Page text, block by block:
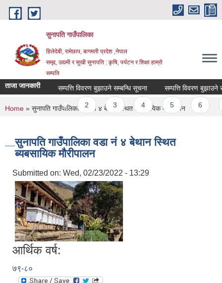
Skip to main content
सुनापति गाउँपालिका
हिलेदेबी, रामेछाप, बागमती प्रदेश ,नेपाल
समृद्द, उद्यमी र सुखी सुनापति : कृषि, पर्यटन र शिक्षा हाम्रो
सम्पति
ताजा जानकारी सम्पत्ति विवरण बुझाउने सम्बन्धि सूचना सम्पत्ति विवरण बुझाउने
Pages
1 2 3 5
You are here
Home » सुनापति गाउँपालिका वडा नं ४ बेथान स्थित ब्यबसायिक मौरीपालन
सुनापति गाउँपालिका वडा नं ४ बेथान स्थित
ब्यबसायिक मौरीपालन
Submitted on: Wed, 02/23/2022 - 13:29
आर्थिक वर्ष:
७९-८०